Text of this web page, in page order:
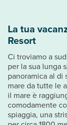
La tua
Resort
Ci troviamo a
per la sua lunga
panoramica al di
mare da tutte le
il mare è
comodamente
spiaggia, una